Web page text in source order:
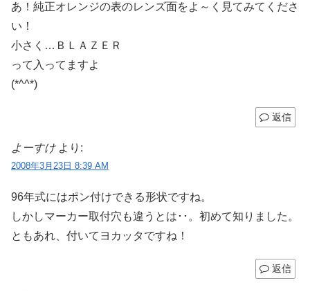
あ！純正オレンジの表のレンズ面をよ～く見てみてくださ
い！
小さく…ＢＬＡＺＥＲ
って入ってますよ
(*^^*)
返信
よーすけ より:
2008年3月23日 8:39 AM
96年式にはポン付けできる形状ですね。
しかしマーカー取付穴も違うとは･･。初めて知りました。
ともあれ、付いてヨカッタですね！
返信